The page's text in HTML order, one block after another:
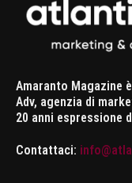
Amaranto Magazine
Adv, agenzia di
20 anni espressione
Contattaci: